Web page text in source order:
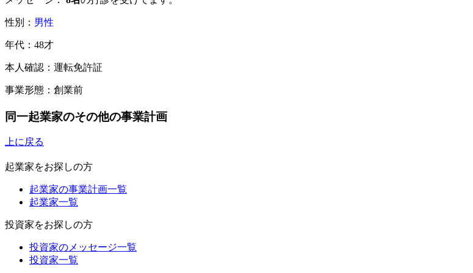
性別： 男性
年代：48才
本人確認：運転免許証
事業形態：創業前
同一起業家のその他の事業計画
上に戻る
起業家をお探しの方
起業家の事業計画一覧
起業家一覧
投資家をお探しの方
投資家のメッセージ一覧
投資家一覧